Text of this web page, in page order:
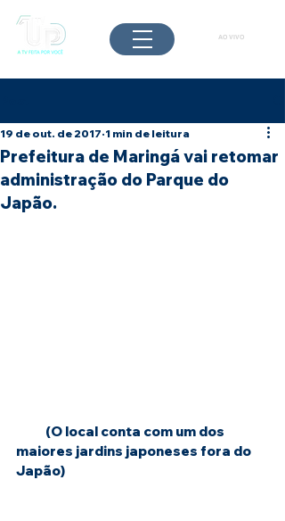
AO VIVO
Prefeitura de Maringá vai retomar
administração do Parque do
Japão.
19 de out. de 2017 1 min de leitura
maiores jardins japoneses fora do
Japão)